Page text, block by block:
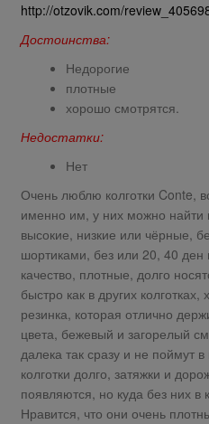
http://otzovik.com/
Достоинства:
Недорогие
плотные
хорошо смотрятся.
Недостатки:
Нет
Очень люблю колготки Conte,
именно им, у них можно найти
высокие, низкие или чёрные,
шортиками, без или 20, 40 ден
качество, плотные, долго
быстро как в других
резинка, которая отлично
цвета, бежевый и загорелый
далека так сразу и не поймут
колготки долго, затяжки и
появляются, но куда без них в
Нравится, что они очень